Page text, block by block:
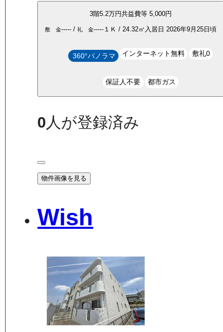
3階5.2万円共益費等5,000円
敷 金----- /礼 金----- １Ｋ / 24.32㎡ 入居日 2026年9月25日頃
360°パノラマ インターネット無料 敷礼0
保証人不要 都市ガス
0 人が登録済み
物件画像を見る
Wish